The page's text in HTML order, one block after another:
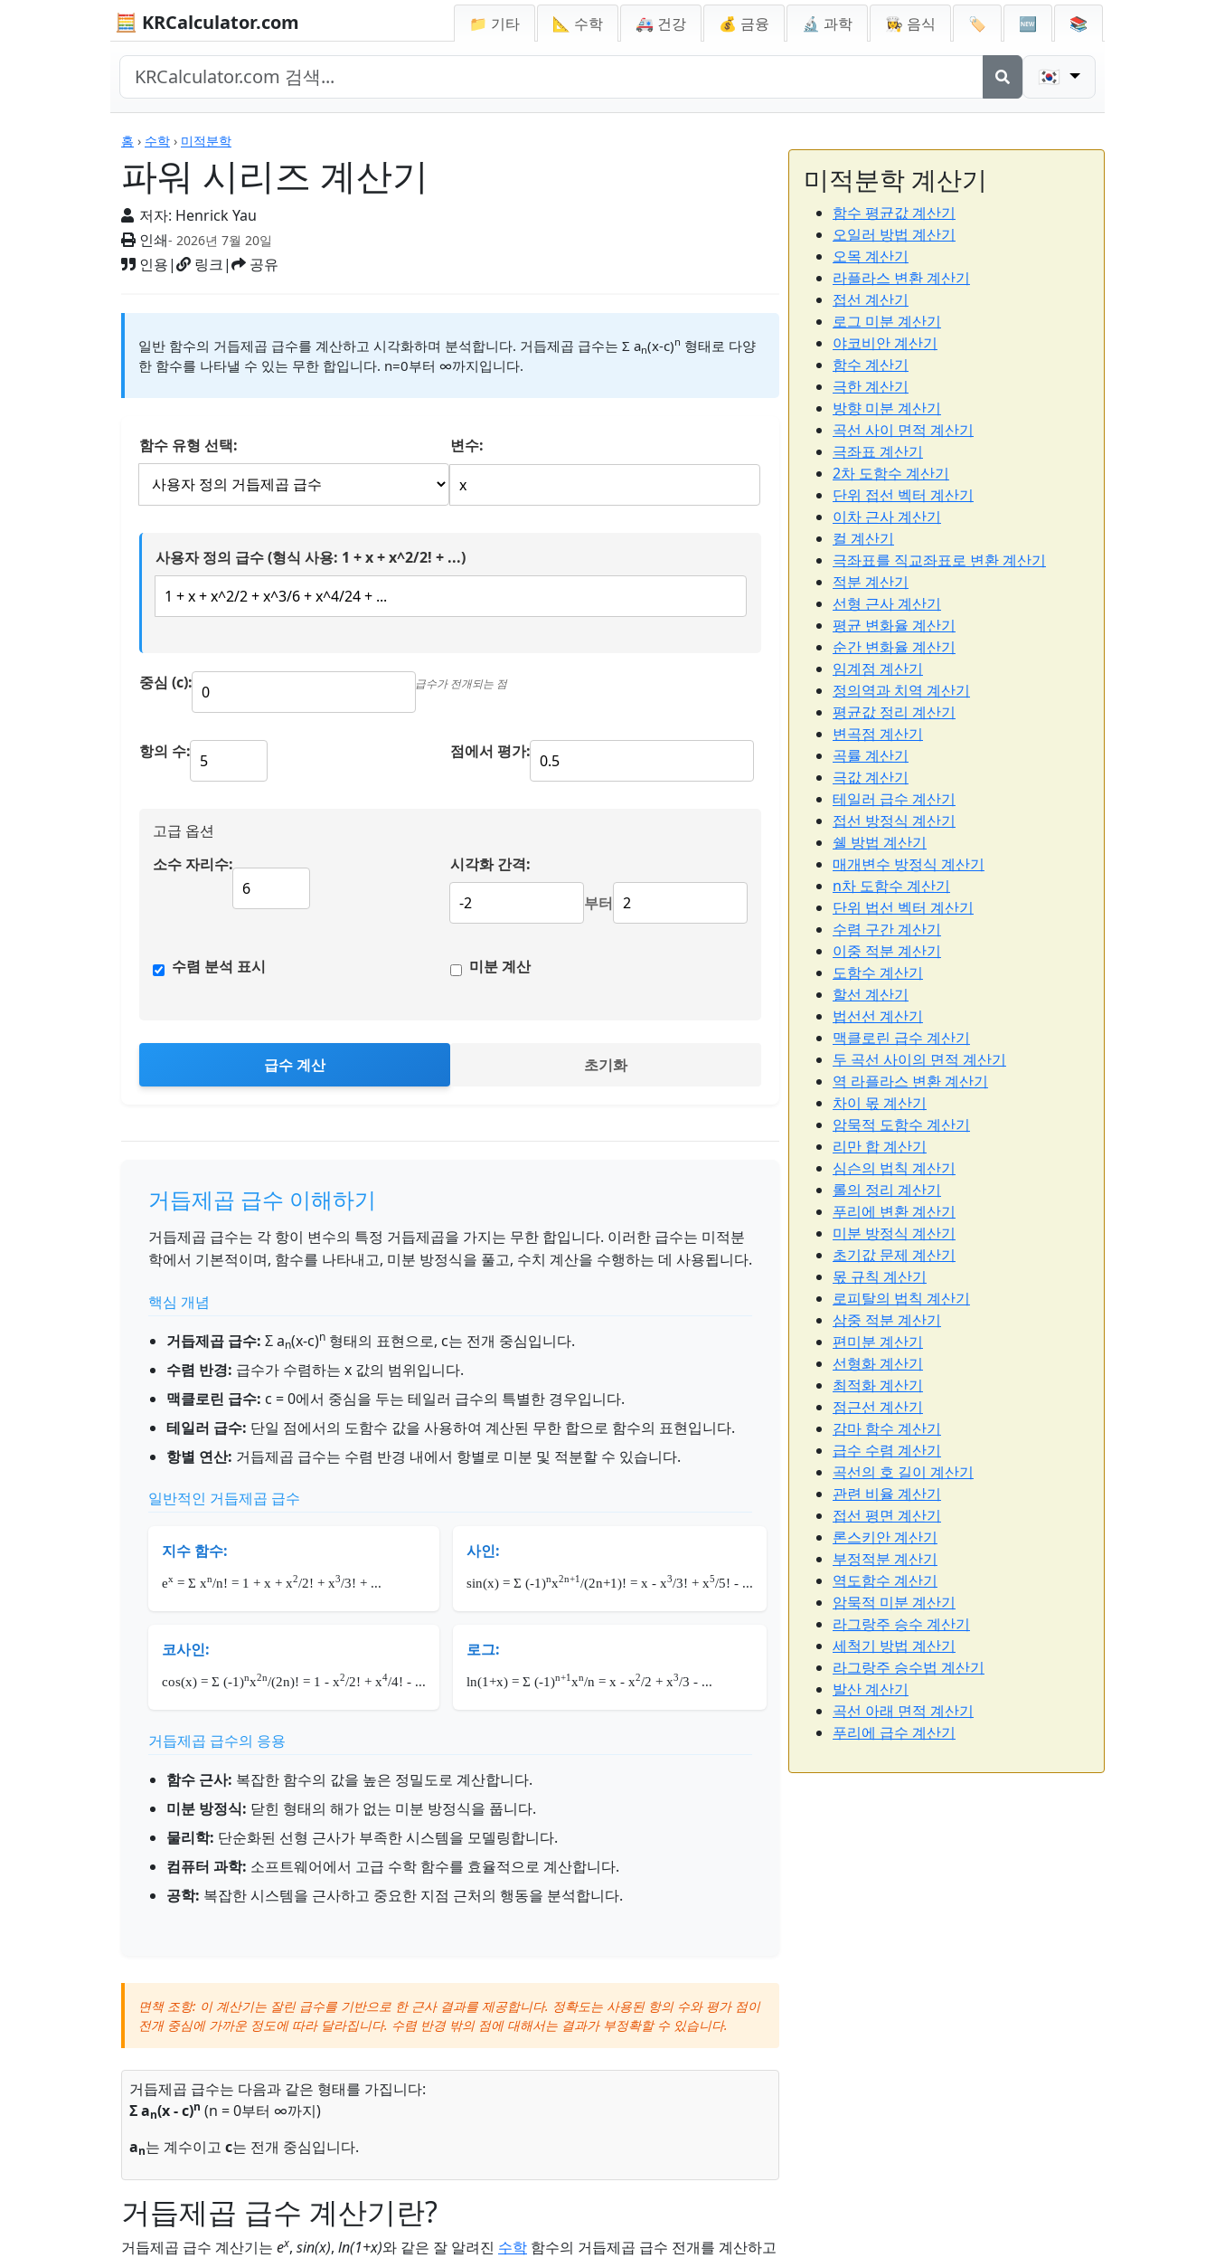
🧮 KRCalculator.com 📁 기타 📐 수학 🚑 건강 💰 금융 🔬 과학 👩‍🍳 음식 🏷️ 🆕 📚
🇰🇷
홈 › 수학 › 미적분학
파워 시리즈 계산기
저자: Henrick Yau
인쇄- 2026년 7월 20일
인용| 링크| 공유
계산기
일반 함수의 거듭제곱 급수를 계산하고 시각화하며 분석합니다. 거듭제곱 급수는 Σ an(x-c)n 형태로 다양
한 함수를 나타낼 수 있는 무한 합입니다. n=0부터 ∞까지입니다.
함수 유형 선택: 변수:
사용자 정의 급수 (형식 사용: 1 + x + x^2/2! + ...)
중심 (c): 급수가 전개되는 점
항의 수: 점에서 평가:
고급 옵션
소수 자리수:
시각화 간격:
부터
수렴 분석 표시 미분 계산
급수 계산 초기화
거듭제곱 급수 이해하기
거듭제곱 급수는 각 항이 변수의 특정 거듭제곱을 가지는 무한 합입니다. 이러한 급수는 미적분
학에서 기본적이며, 함수를 나타내고, 미분 방정식을 풀고, 수치 계산을 수행하는 데 사용됩니다.
핵심 개념
거듭제곱 급수: Σ an(x-c)n 형태의 표현으로, c는 전개 중심입니다.
수렴 반경: 급수가 수렴하는 x 값의 범위입니다.
맥클로린 급수: c = 0에서 중심을 두는 테일러 급수의 특별한 경우입니다.
테일러 급수: 단일 점에서의 도함수 값을 사용하여 계산된 무한 합으로 함수의 표현입니다.
항별 연산: 거듭제곱 급수는 수렴 반경 내에서 항별로 미분 및 적분할 수 있습니다.
일반적인 거듭제곱 급수
지수 함수:
ex = Σ xn/n! = 1 + x + x2/2! + x3/3! + ...
사인:
sin(x) = Σ (-1)nx2n+1 /(2n+1)! = x - x3/3! + x5/5! - ...
코사인:
cos(x) = Σ (-1)nx2n/(2n)! = 1 - x2/2! + x4/4! - ...
로그:
ln(1+x) = Σ (-1)n+1 xn/n = x - x2/2 + x3/3 - ...
거듭제곱 급수의 응용
함수 근사: 복잡한 함수의 값을 높은 정밀도로 계산합니다.
미분 방정식: 닫힌 형태의 해가 없는 미분 방정식을 풉니다.
물리학: 단순화된 선형 근사가 부족한 시스템을 모델링합니다.
컴퓨터 과학: 소프트웨어에서 고급 수학 함수를 효율적으로 계산합니다.
공학: 복잡한 시스템을 근사하고 중요한 지점 근처의 행동을 분석합니다.
면책 조항: 이 계산기는 잘린 급수를 기반으로 한 근사 결과를 제공합니다. 정확도는 사용된 항의 수와 평가 점이
전개 중심에 가까운 정도에 따라 달라집니다. 수렴 반경 밖의 점에 대해서는 결과가 부정확할 수 있습니다.
거듭제곱 급수는 다음과 같은 형태를 가집니다:
Σ an(x - c)n (n = 0부터 ∞까지)
an는 계수이고 c는 전개 중심입니다.
거듭제곱 급수 계산기란?
거듭제곱 급수 계산기는 ex, sin(x), ln(1+x)와 같은 잘 알려진 수학 함수의 거듭제곱 급수 전개를 계산하고
미적분학 계산기
함수 평균값 계산기
오일러 방법 계산기
오목 계산기
라플라스 변환 계산기
접선 계산기
로그 미분 계산기
야코비안 계산기
함수 계산기
극한 계산기
방향 미분 계산기
곡선 사이 면적 계산기
극좌표 계산기
2차 도함수 계산기
단위 접선 벡터 계산기
이차 근사 계산기
컬 계산기
극좌표를 직교좌표로 변환 계산기
적분 계산기
선형 근사 계산기
평균 변화율 계산기
순간 변화율 계산기
임계점 계산기
정의역과 치역 계산기
평균값 정리 계산기
변곡점 계산기
곡률 계산기
극값 계산기
테일러 급수 계산기
접선 방정식 계산기
쉘 방법 계산기
매개변수 방정식 계산기
n차 도함수 계산기
단위 법선 벡터 계산기
수렴 구간 계산기
이중 적분 계산기
도함수 계산기
할선 계산기
법선선 계산기
맥클로린 급수 계산기
두 곡선 사이의 면적 계산기
역 라플라스 변환 계산기
차이 몫 계산기
암묵적 도함수 계산기
리만 합 계산기
심슨의 법칙 계산기
롤의 정리 계산기
푸리에 변환 계산기
미분 방정식 계산기
초기값 문제 계산기
몫 규칙 계산기
로피탈의 법칙 계산기
삼중 적분 계산기
편미분 계산기
선형화 계산기
최적화 계산기
점근선 계산기
감마 함수 계산기
급수 수렴 계산기
곡선의 호 길이 계산기
관련 비율 계산기
접선 평면 계산기
론스키안 계산기
부정적분 계산기
역도함수 계산기
암묵적 미분 계산기
라그랑주 승수 계산기
세척기 방법 계산기
라그랑주 승수법 계산기
발산 계산기
곡선 아래 면적 계산기
푸리에 급수 계산기